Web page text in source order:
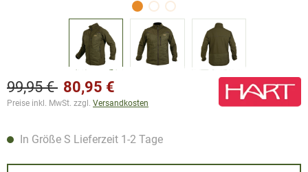
99,95 € 80,95 €
Preise inkl. MwSt. zzgl. Versandkosten
In Größe S Lieferzeit 1-2 Tage